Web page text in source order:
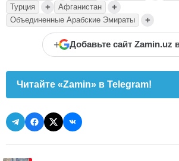
Турция + Афганистан +
Объединенные Арабские Эмираты +
+ Добавьте сайт Zamin.uz
Читайте «Zamin» в Telegram!